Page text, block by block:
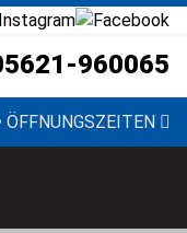
960065
ÖFFNUNGSZEITEN